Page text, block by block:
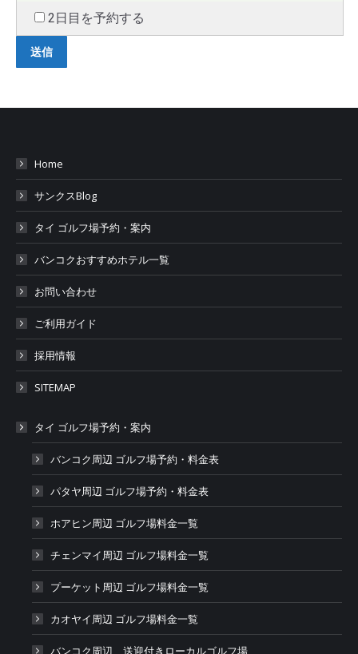
2日目を予約する
Home
サンクスBlog
タイ ゴルフ場予約・案内
バンコクおすすめホテル一覧
お問い合わせ
ご利用ガイド
採用情報
SITEMAP
タイ ゴルフ場予約・案内
バンコク周辺 ゴルフ場予約・料金表
パタヤ周辺 ゴルフ場予約・料金表
ホアヒン周辺 ゴルフ場料金一覧
チェンマイ周辺 ゴルフ場料金一覧
プーケット周辺 ゴルフ場料金一覧
カオヤイ周辺 ゴルフ場料金一覧
バンコク周辺 送迎付きローカルゴルフ場